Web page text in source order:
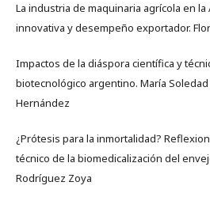
La industria de maquinaria agrícola en
innovativa y desempeño exportador.
Impactos de la diáspora científica y
biotecnológico argentino. María
Hernández
¿Prótesis para la inmortalidad?
técnico de la biomedicalización del
Rodríguez Zoya